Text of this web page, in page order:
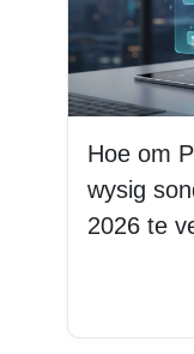
Hoe om
wysig
2026 te